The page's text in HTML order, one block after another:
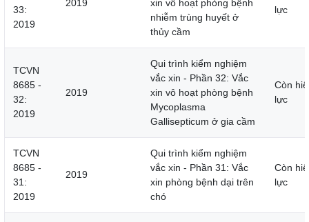
33:
2019
2019
xin vô hoạt phòng bệnh
nhiễm trùng huyết ở
thủy cầm
lực
TCVN
8685 -
32:
2019
2019
Qui trình kiểm nghiệm
vắc xin - Phần 32: Vắc
xin vô hoạt phòng bệnh
Mycoplasma
Gallisepticum ở gia cầm
Còn
lực
TCVN
8685 -
31:
2019
2019
Qui trình kiểm nghiệm
vắc xin - Phần 31: Vắc
xin phòng bệnh dại trên
chó
Còn
lực